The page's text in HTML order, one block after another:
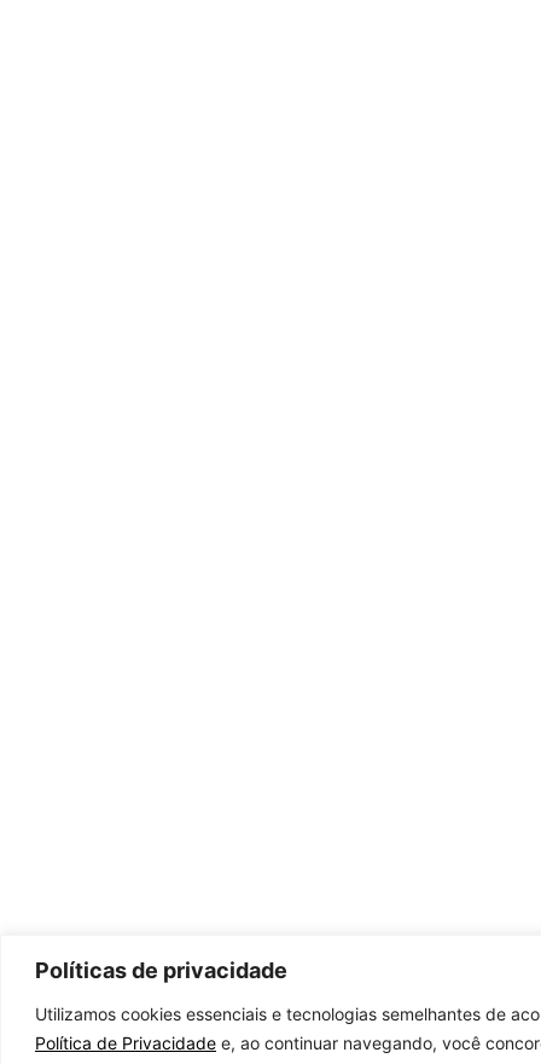
Políticas de privacidade
Utilizamos cookies essenciais e tecnologias semelhantes de
Política de Privacidade e, ao continuar navegando, você